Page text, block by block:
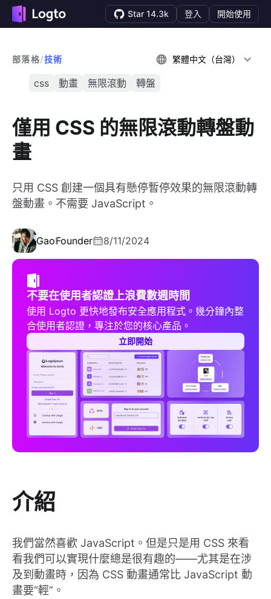
Star 14.3k 登入 開始使用
部落格/技術 繁體中文（台灣）
css 動畫 無限滾動 轉盤
僅用 CSS 的無限滾動轉盤動
畫
只用 CSS 創建一個具有懸停暫停效果的無限滾動轉
盤動畫。不需要 JavaScript。
GaoFounder 8/11/2024
不要在使用者認證上浪費數週時間
使用 Logto 更快地發布安全應用程式。幾分鐘內整
合使用者認證，專注於您的核心產品。
立即開始
介紹
我們當然喜歡 JavaScript。但是只是用 CSS 來看
看我們可以實現什麼總是很有趣的——尤其是在涉
及到動畫時，因為 CSS 動畫通常比 JavaScript 動
畫要“輕”。